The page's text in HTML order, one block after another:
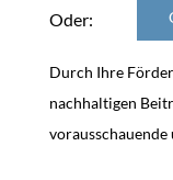
Oder:
Durch Ihre
nachhaltigen